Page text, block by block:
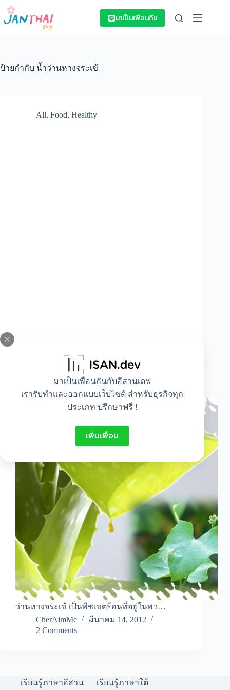
Skip
content
มาเป็นเพื่อนกันกับอีสานเดฟ
เรารับทำและออกแบบเว็บไซต์ สำหรับธุรกิจทุก
ประเภท ปรึกษาฟรี !
เพิ่มเพื่อน
มาเป็นเพื่อนกัน
ป้ายกำกับ น้ำว่านหางจระเข้
All, Food, Healthy
น้ำว่านหางจระเข้ เครื่องดื่มสมุนไพร เพื่อสุขภาพ
ว่านหางจระเข้ เป็นพืชเขตร้อนที่อยู่ในพว…
CherAimMe
มีนาคม 14, 2012
2 Comments
เรียนรู้ภาษาอีสาน เรียนรู้ภาษาใต้